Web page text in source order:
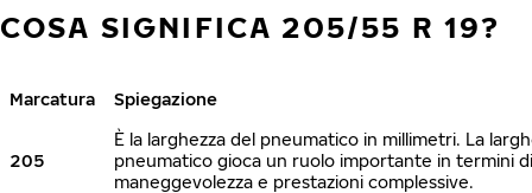
COSA SIGNIFICA 205/55 R 19?
Marcatura Spiegazione
205
È la larghezza del pneumatico in millimetri. La
pneumatico gioca un ruolo importante in termini
maneggevolezza e prestazioni complessive.